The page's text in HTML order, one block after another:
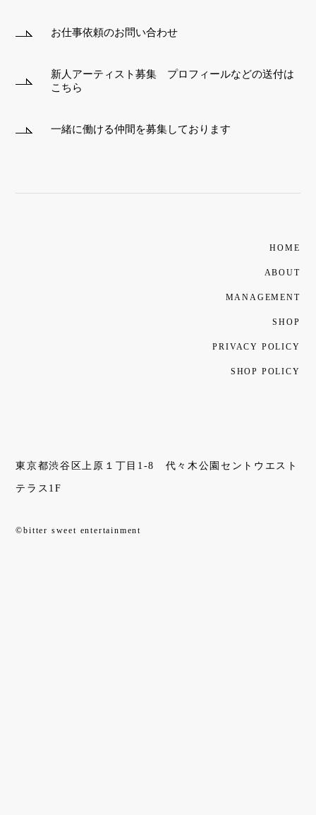
お仕事依頼のお問い合わせ
新人アーティスト募集 プロフィールなどの送付は
こちら
一緒に働ける仲間を募集しております
HOME
ABOUT
MANAGEMENT
SHOP
PRIVACY POLICY
SHOP POLICY
東京都渋谷区上原１丁目1-8 代々木公園セントウエスト
テラス1F
©bitter sweet entertainment